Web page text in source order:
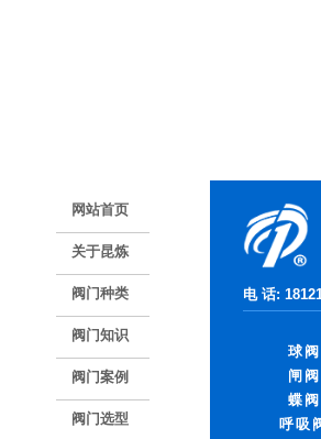
网站首页
关于昆炼
阀门种类
阀门知识
阀门案例
阀门选型
电 话:
球阀
闸阀
蝶阀
呼吸